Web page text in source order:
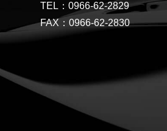
TEL：0966-62-2829
FAX：0966-62-2830